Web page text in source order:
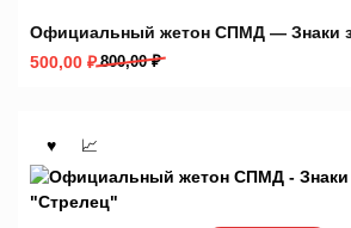
Официальный жетон СПМД — Знаки
800,00₽
Первоначальная
800,00 ₽.
500,00 ₽
Текущая